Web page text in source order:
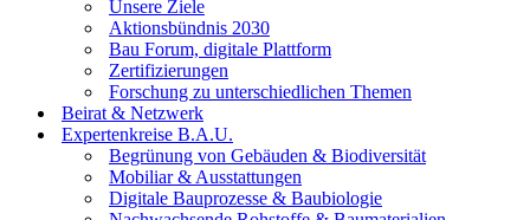
Unsere Ziele
Aktionsbündnis 2030
Bau Forum, digitale Plattform
Zertifizierungen
Forschung zu unterschiedlichen Themen
Beirat & Netzwerk
Expertenkreise B.A.U.
Begrünung von Gebäuden & Biodiversität
Mobiliar & Ausstattungen
Digitale Bauprozesse & Baubiologie